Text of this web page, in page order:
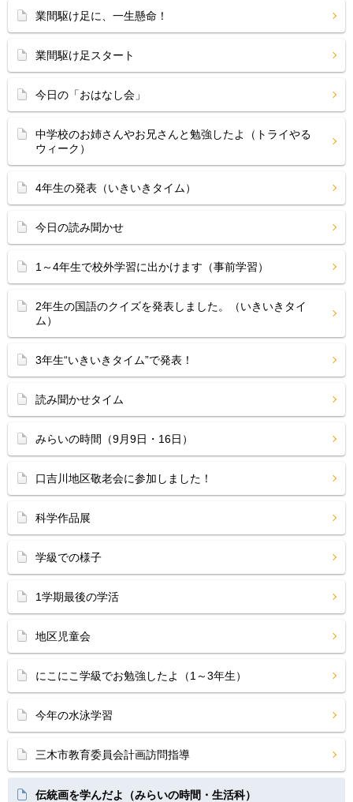
業間駆け足に、一生懸命！
業間駆け足スタート
今日の「おはなし会」
中学校のお姉さんやお兄さんと勉強したよ（トライやる
ウィーク）
4年生の発表（いきいきタイム）
今日の読み聞かせ
1～4年生で校外学習に出かけます（事前学習）
2年生の国語のクイズを発表しました。（いきいきタイ
ム）
3年生“いきいきタイム”で発表！
読み聞かせタイム
みらいの時間（9月9日・16日）
口吉川地区敬老会に参加しました！
科学作品展
学級での様子
1学期最後の学活
地区児童会
にこにこ学級でお勉強したよ（1～3年生）
今年の水泳学習
三木市教育委員会計画訪問指導
伝統画を学んだよ（みらいの時間・生活科）